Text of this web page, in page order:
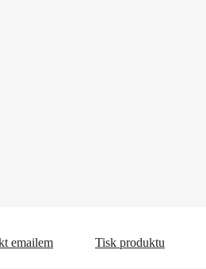
emailem Tisk produktu